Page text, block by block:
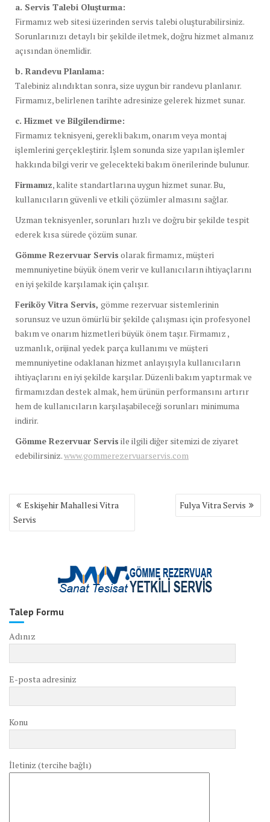
a. Servis Talebi Oluşturma:
Firmamız web sitesi üzerinden servis talebi oluşturabilirsiniz.
Sorunlarınızı detaylı bir şekilde iletmek, doğru hizmet almanız
açısından önemlidir.
b. Randevu Planlama:
Talebiniz alındıktan sonra, size uygun bir randevu planlanır.
Firmamız, belirlenen tarihte adresinize gelerek hizmet sunar.
c. Hizmet ve Bilgilendirme:
Firmamız teknisyeni, gerekli bakım, onarım veya montaj
işlemlerini gerçekleştirir. İşlem sonunda size yapılan işlemler
hakkında bilgi verir ve gelecekteki bakım önerilerinde bulunur.
Firmamız, kalite standartlarına uygun hizmet sunar. Bu,
kullanıcıların güvenli ve etkili çözümler almasını sağlar.
Uzman teknisyenler, sorunları hızlı ve doğru bir şekilde tespit
ederek kısa sürede çözüm sunar.
Gömme Rezervuar Servis olarak firmamız, müşteri
memnuniyetine büyük önem verir ve kullanıcıların ihtiyaçlarını
en iyi şekilde karşılamak için çalışır.
Feriköy Vitra Servis, gömme rezervuar sistemlerinin
sorunsuz ve uzun ömürlü bir şekilde çalışması için profesyonel
bakım ve onarım hizmetleri büyük önem taşır. Firmamız ,
uzmanlık, orijinal yedek parça kullanımı ve müşteri
memnuniyetine odaklanan hizmet anlayışıyla kullanıcıların
ihtiyaçlarını en iyi şekilde karşılar. Düzenli bakım yaptırmak ve
firmamızdan destek almak, hem ürünün performansını artırır
hem de kullanıcıların karşılaşabileceği sorunları minimuma
indirir.
Gömme Rezervuar Servis ile ilgili diğer sitemizi de ziyaret
edebilirsiniz.www.gommerezervuarservis.com
Yazı
gezinmesi
Eskişehir Mahallesi Vitra
Servis
Fulya Vitra Servis
Talep Formu
Adınız
E-posta adresiniz
Konu
İletiniz (tercihe bağlı)